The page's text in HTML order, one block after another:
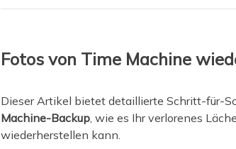
Fotos von Time Machine
Dieser Artikel bietet detaillierte Schritt-für-
Machine-Backup, wie es Ihr verlorenes
wiederherstellen kann.